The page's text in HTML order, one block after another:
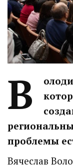
В
проблемы
Вячеслав